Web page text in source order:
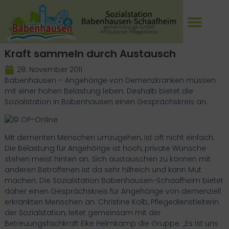
Kraft sammeln durch Austausch
28. November 2011
Babenhausen – Angehörige von Demenzkranken müssen
mit einer hohen Belastung leben. Deshalb bietet die
Sozialstation in Babenhausen einen Gesprächskreis an.
Mit dementen Menschen umzugehen, ist oft nicht einfach.
Die Belastung für Angehörige ist hoch, private Wünsche
stehen meist hinten an. Sich austauschen zu können mit
anderen Betroffenen ist da sehr hilfreich und kann Mut
machen. Die Sozialstation Babenhausen-Schaafheim bietet
daher einen Gesprächskreis für Angehörige von demenziell
erkrankten Menschen an. Christine Kolb, Pflegedienstleiterin
der Sozialstation, leitet gemeinsam mit der
Betreuungsfachkraft Elke Helmkamp die Gruppe. „Es ist uns